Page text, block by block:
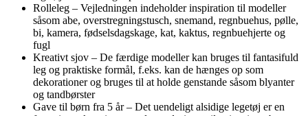
Rolleleg – Vejledningen indeholder inspiration til modeller
såsom abe, overstregningstusch, snemand, regnbuehus, pølle,
bi, kamera, fødselsdagskage, kat, kaktus, regnbuehjerte og
fugl
Kreativt sjov – De færdige modeller kan bruges til fantasifuld
leg og praktiske formål, f.eks. kan de hænges op som
dekorationer og bruges til at holde genstande såsom blyanter
og tandbørster
Gave til børn fra 5 år – Det uendeligt alsidige legetøj er en